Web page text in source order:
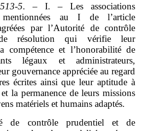
513‑5. – I. – Les associations
mentionnées au I de l’article
par l’Autorité de contrôle
résolution qui vérifie leur
compétence et l’honorabilité de
légaux et administrateurs,
gouvernance appréciée au regard
écrites ainsi que leur aptitude à
et la permanence de leurs missions
matériels et humains adaptés.
de contrôle prudentiel et de